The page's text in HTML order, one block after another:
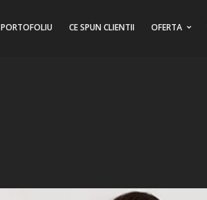
PORTOFOLIU CE SPUN CLIENTII OFERTA